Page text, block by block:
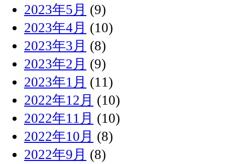
2023年5月 (9)
2023年4月 (10)
2023年3月 (8)
2023年2月 (9)
2023年1月 (11)
2022年12月 (10)
2022年11月 (10)
2022年10月 (8)
2022年9月 (8)